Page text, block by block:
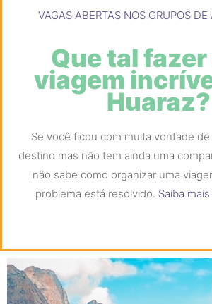
VAGAS ABERTAS NOS GRUPOS
Que tal
viagem
Huaraz?
Se você ficou com muita vontade
destino mas não tem ainda uma
não sabe como organizar uma
problema está resolvido. Saiba